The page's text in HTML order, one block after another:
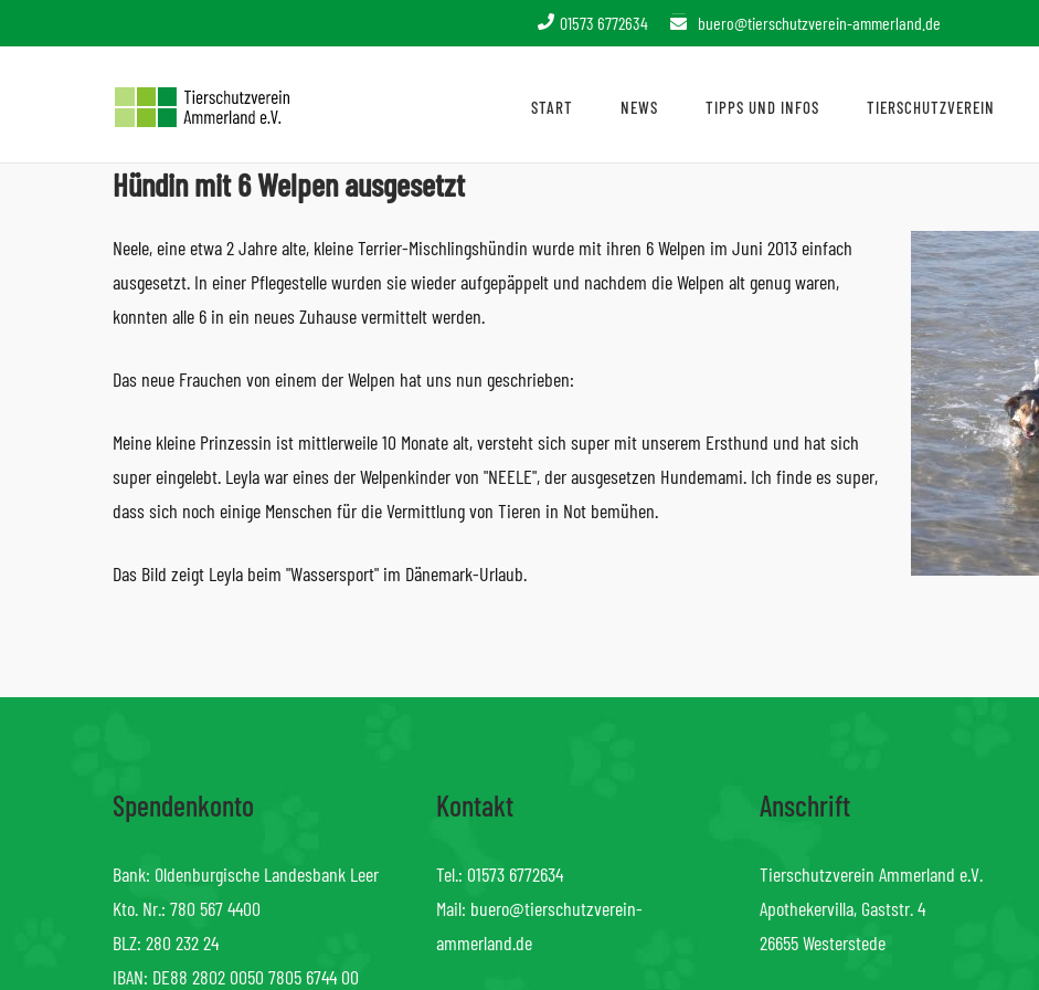
01573 6772634 buero@tierschutzverein-ammerland.de
START NEWS TIPPS UND INFOS TIERSCHUTZVEREIN
Hündin mit 6 Welpen ausgesetzt
Neele, eine etwa 2 Jahre alte, kleine Terrier-Mischlingshündin wurde mit ihren 6 Welpen im Juni 2013 einfach
ausgesetzt. In einer Pflegestelle wurden sie wieder aufgepäppelt und nachdem die Welpen alt genug waren,
konnten alle 6 in ein neues Zuhause vermittelt werden.
Das neue Frauchen von einem der Welpen hat uns nun geschrieben:
Meine kleine Prinzessin ist mittlerweile 10 Monate alt, versteht sich super mit unserem Ersthund und hat sich
super eingelebt. Leyla war eines der Welpenkinder von "NEELE", der ausgesetzen Hundemami. Ich finde es super,
dass sich noch einige Menschen für die Vermittlung von Tieren in Not bemühen.
Das Bild zeigt Leyla beim "Wassersport" im Dänemark-Urlaub.
Spendenkonto
Bank: Oldenburgische Landesbank Leer
Kto. Nr.: 780 567 4400
BLZ: 280 232 24
IBAN: DE88 2802 0050 7805 6744 00
Kontakt
Tel.: 01573 6772634
Mail: buero@tierschutzverein-
ammerland.de
Anschrift
Tierschutzverein Ammerland e.V.
Apothekervilla, Gaststr. 4
26655 Westerstede